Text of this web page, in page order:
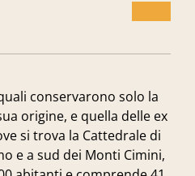
conservarono solo la
origine, e quella delle ex
si trova la Cattedrale di
e a sud dei Monti Cimini,